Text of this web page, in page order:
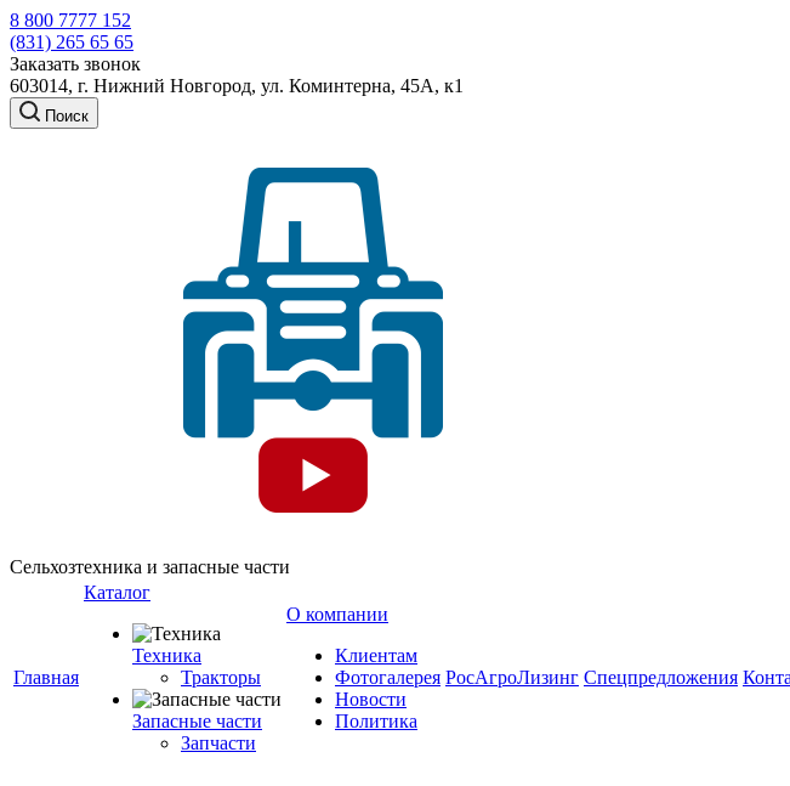
8 800 7777 152
(831) 265 65 65
Заказать звонок
603014, г. Нижний Новгород, ул. Коминтерна, 45А, к1
Поиск
Сельхозтехника и запасные части
Главная
Каталог
Техника
Тракторы
Запасные части
Запчасти
О компании
Клиентам
Фотогалерея
Новости
Политика
РосАгроЛизинг Спецпредложения